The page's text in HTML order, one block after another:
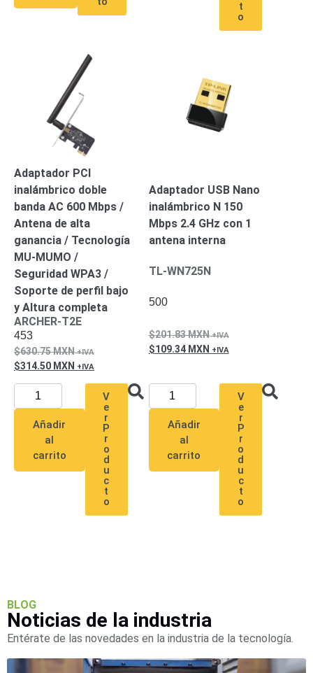
t
o
Adaptador PCI
inalámbrico doble
banda AC 600 Mbps /
Antena de alta
ganancia / Tecnología
MU-MUMO /
Seguridad WPA3 /
Soporte de perfil bajo
y Altura completa
ARCHER-T2E
453
630.75MXN
314.50 MXN
Añadir
al
carrito
V
e
r
P
r
o
d
u
c
t
o
Adaptador USB Nano
inalámbrico N 150
Mbps 2.4 GHz con 1
antena interna
TL-WN725N
500
201.83MXN
109.34 MXN
Añadir
al
carrito
V
e
r
P
r
o
d
u
c
t
o
BLOG
Noticias de la industria
Entérate de las novedades en la industria de la tecnología.